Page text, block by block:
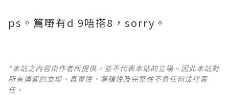
ps。篇嘢有d 9唔搭8，sorry。
*本站之內容由作者所提供，並不代表本站的立場。因此本站對
所有博客的立場、真實性、準確性及完整性不負任何法律責
任。